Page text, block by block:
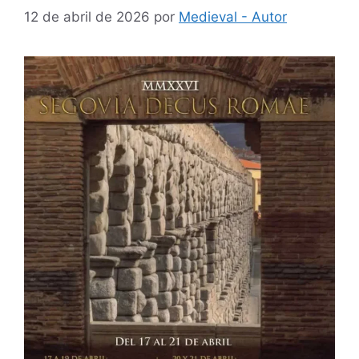
12 de abril de 2026 por Medieval - Autor